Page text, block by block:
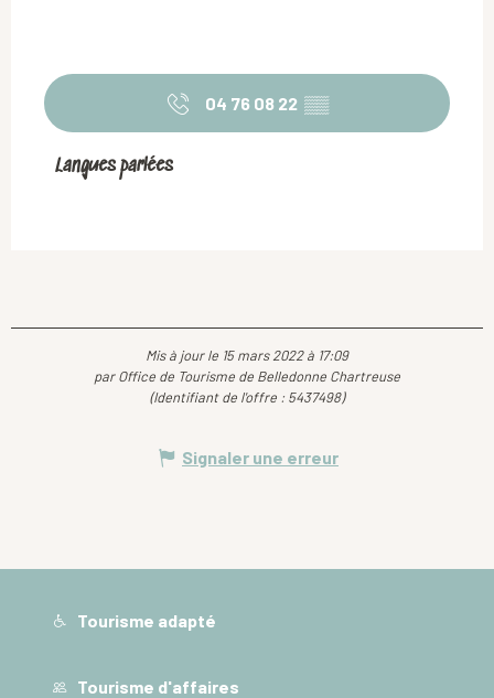
04 76 08 22 ▒▒
Langues parlées
Langues parlées
Mis à jour le 15 mars 2022 à 17:09
par Office de Tourisme de Belledonne Chartreuse
(Identifiant de l'offre : 5437498)
Signaler une erreur
Tourisme adapté
Tourisme d'affaires